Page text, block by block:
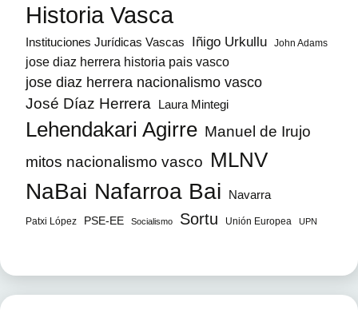
Historia Vasca
Instituciones Jurídicas Vascas Iñigo Urkullu John Adams
jose diaz herrera historia pais vasco
jose diaz herrera nacionalismo vasco
José Díaz Herrera Laura Mintegi
Lehendakari Agirre Manuel de Irujo
mitos nacionalismo vasco MLNV
NaBai Nafarroa Bai Navarra
Patxi López PSE-EE Socialismo Sortu Unión Europea UPN